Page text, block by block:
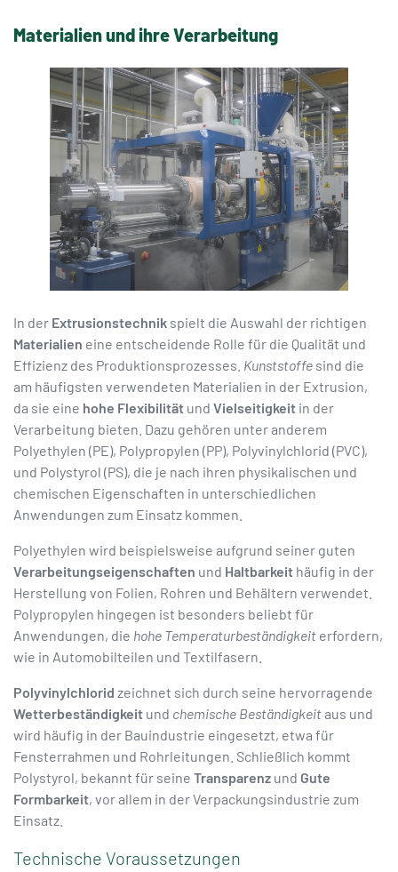
Materialien und ihre Verarbeitung
In der Extrusionstechnik spielt die Auswahl der richtigen
Materialien eine entscheidende Rolle für die Qualität und
Effizienz des Produktionsprozesses. Kunststoffe sind die
am häufigsten verwendeten Materialien in der Extrusion,
da sie eine hohe Flexibilität und Vielseitigkeit in der
Verarbeitung bieten. Dazu gehören unter anderem
Polyethylen (PE), Polypropylen (PP), Polyvinylchlorid (PVC),
und Polystyrol (PS), die je nach ihren physikalischen und
chemischen Eigenschaften in unterschiedlichen
Anwendungen zum Einsatz kommen.
Polyethylen wird beispielsweise aufgrund seiner guten
Verarbeitungseigenschaften und Haltbarkeit häufig in der
Herstellung von Folien, Rohren und Behältern verwendet.
Polypropylen hingegen ist besonders beliebt für
Anwendungen, die hohe Temperaturbeständigkeit erfordern,
wie in Automobilteilen und Textilfasern.
Polyvinylchlorid zeichnet sich durch seine hervorragende
Wetterbeständigkeit und chemische Beständigkeitaus und
wird häufig in der Bauindustrie eingesetzt, etwa für
Fensterrahmen und Rohrleitungen. Schließlich kommt
Polystyrol, bekannt für seine Transparenz und Gute
Formbarkeit, vor allem in der Verpackungsindustrie zum
Einsatz.
Technische Voraussetzungen